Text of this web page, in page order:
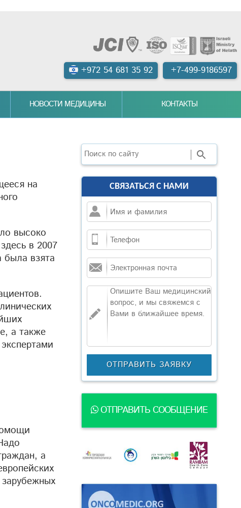
+7-499-9186597
+972 54 681 35 92
НОВОСТИ МЕДИЦИНЫ КОНТАКТЫ
на
высоко
в 2007
была взята
а также
а
Поиск
СВЯЗАТЬСЯ С НАМИ
ОТПРАВИТЬ СООБЩЕНИЕ